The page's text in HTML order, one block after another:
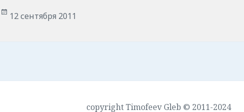
Опубликовано
12 сентября 2011
copyright Timofeev Gleb © 2011-2024